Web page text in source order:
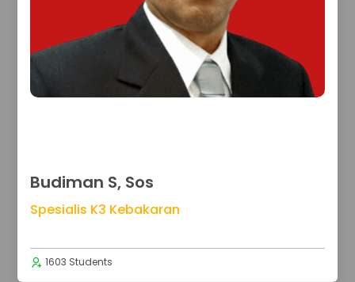
Budiman S, Sos
Spesialis K3 Kebakaran
1603 Students